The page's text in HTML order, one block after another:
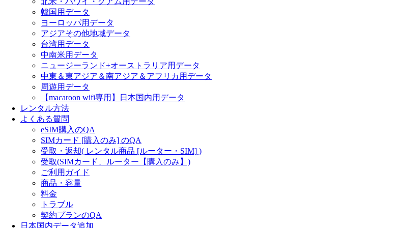
韓国用データ
ヨーロッパ用データ
アジアその他地域データ
台湾用データ
中南米用データ
ニュージーランド+オーストラリア用データ
中東＆東アジア＆南アジア＆アフリカ用データ
周遊用データ
【macaroon wifi専用】日本国内用データ
レンタル方法
よくある質問
eSIM購入のQA
SIMカード [購入のみ] のQA
受取・返却( レンタル商品 [ルーター・SIM] )
受取(SIMカード、ルーター【購入のみ】)
ご利用ガイド
商品・容量
料金
トラブル
契約プランのQA
日本国内データ追加